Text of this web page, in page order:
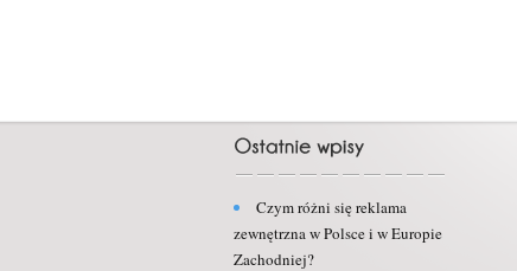
Czym różni się reklama
zewnętrzna w Polsce i w Europie
Zachodniej?